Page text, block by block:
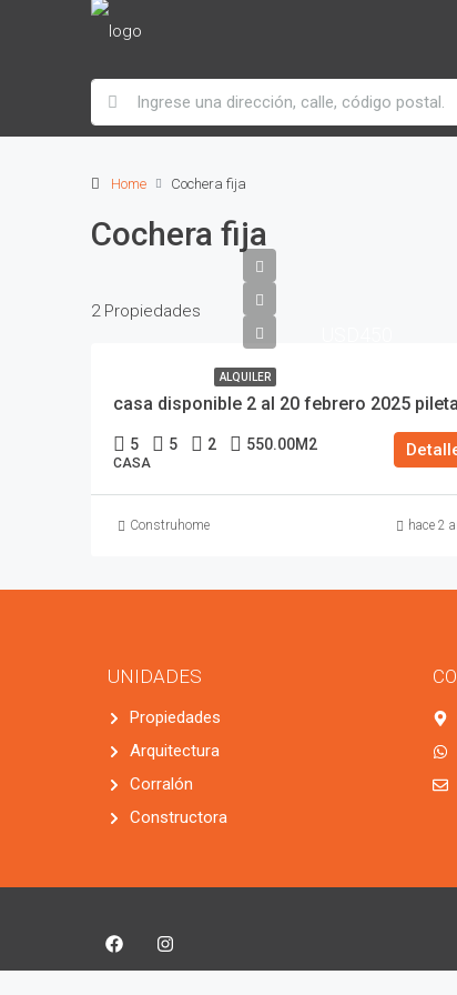
Home Cochera fija
Cochera fija
2 Propiedades
ALQUILER
5 5 2 550.00M2
CASA
Construhome hace 2
UNIDADES
Propiedades
Arquitectura
Corralón
Constructora